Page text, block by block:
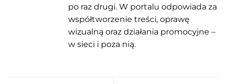
po raz drugi. W portalu odpowiada za
współtworzenie treści, oprawę
wizualną oraz działania promocyjne –
w sieci i poza nią.